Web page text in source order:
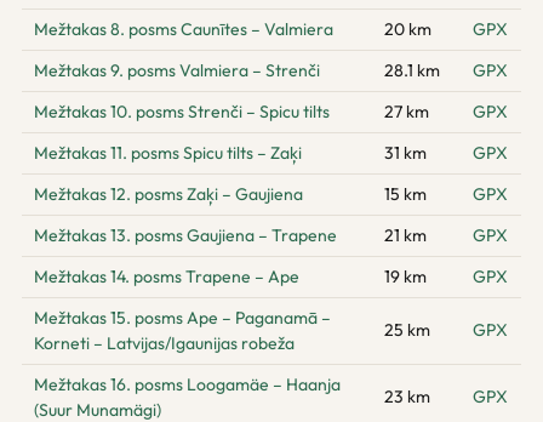
Mežtakas 8. posms Caunītes – Valmiera
20 km
GPX
Mežtakas 9. posms Valmiera – Strenči
28.1 km
GPX
Mežtakas 10. posms Strenči – Spicu tilts
27 km
GPX
Mežtakas 11. posms Spicu tilts – Zaķi
31 km
GPX
Mežtakas 12. posms Zaķi – Gaujiena
15 km
GPX
Mežtakas 13. posms Gaujiena – Trapene
21 km
GPX
Mežtakas 14. posms Trapene – Ape
19 km
GPX
Mežtakas 15. posms Ape – Paganamā –
Korneti – Latvijas/Igaunijas robeža
25 km GPX
Mežtakas 16. posms Loogamäe – Haanja
(Suur Munamägi)
23 km GPX